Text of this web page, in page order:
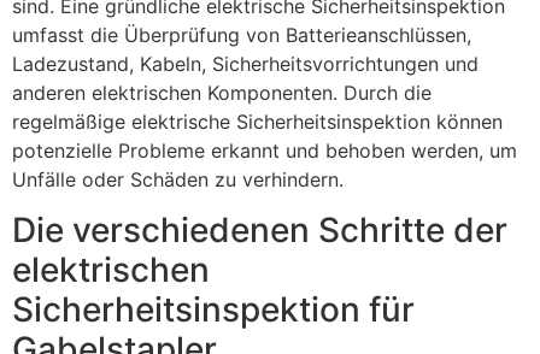
sind. Eine gründliche elektrische Sicherheitsinspektion
umfasst die Überprüfung von Batterieanschlüssen,
Ladezustand, Kabeln, Sicherheitsvorrichtungen und
anderen elektrischen Komponenten. Durch die
regelmäßige elektrische Sicherheitsinspektion können
potenzielle Probleme erkannt und behoben werden, um
Unfälle oder Schäden zu verhindern.
Die verschiedenen Schritte der
elektrischen
Sicherheitsinspektion für